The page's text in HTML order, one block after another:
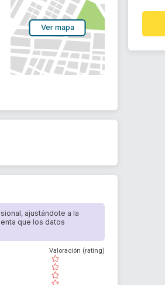
Ver mapa
ajustándote a la
que los datos
( )
( )
( )
( )
Valoración (rating)